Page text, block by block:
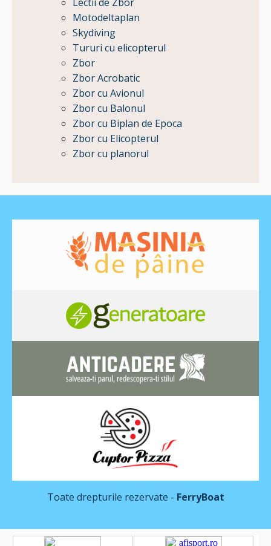
Motodeltaplan
Skydiving
Tururi cu elicopterul
Zbor
Zbor Acrobatic
Zbor cu Avionul
Zbor cu Balonul
Zbor cu Biplan de Epoca
Zbor cu Elicopterul
Zbor cu planorul
Toate drepturile rezervate - FerryBoat